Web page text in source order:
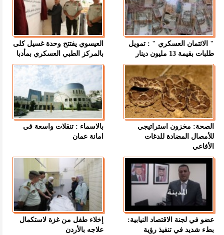
" الائتمان العسكري " : تمويل
طلبات بقيمة 13 مليون دينار
العيسوي يفتتح وحدة غسيل كلى
بالمركز الطبي العسكري بمأدبا
الصحة: مخزون استراتيجي
للأمصال المضادة للدغات
الأفاعي
بالاسماء : تنقلات واسعة في
امانة عمان
عضو في لجنة الاقتصاد النيابية:
بطء شديد في تنفيذ رؤية
إخلاء طفل من غزة لاستكمال
علاجه بالأردن